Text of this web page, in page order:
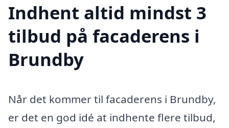
Indhent altid mindst 3
tilbud på facaderens i
Brundby
Når det kommer til facaderens i Brundby,
er det en god idé at indhente flere tilbud,